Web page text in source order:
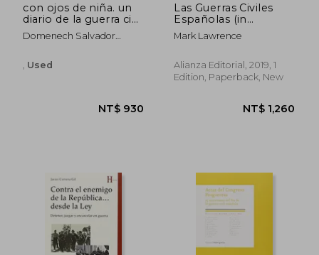
NT$ 2,376
con ojos de niña. un
diario de la guerra civil
española (in Spanish)
Domenech Salvador
Used
Las Guerras Civiles
Españolas (in
Spanish)
Mark Lawrence
Alianza Editorial, 2019, 1
Edition, Paperback, New